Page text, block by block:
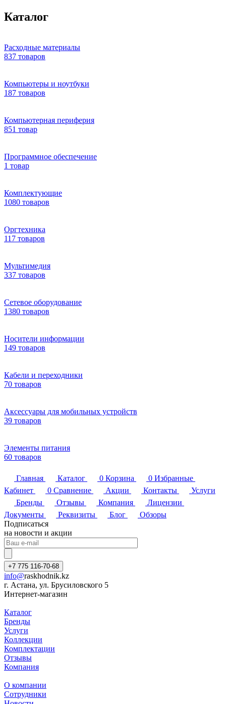
Каталог
Расходные материалы
837 товаров
Компьютеры и ноутбуки
187 товаров
Компьютерная периферия
851 товар
Программное обеспечение
1 товар
Комплектующие
1080 товаров
Оргтехника
117 товаров
Мультимедия
337 товаров
Сетевое оборудование
1380 товаров
Носители информации
149 товаров
Кабели и переходники
70 товаров
Аксессуары для мобильных устройств
39 товаров
Элементы питания
60 товаров
Главная Каталог 0 Корзина 0 Избранные
Кабинет
0 Сравнение Акции Контакты
Услуги
Бренды
Отзывы Компания
Лицензии
Документы
Реквизиты Блог
Обзоры
Подписаться
на новости и акции
+7 775 116-70-68
info@raskhodnik.kz
г. Астана, ул. Брусиловского 5
Интернет-магазин
Каталог
Бренды
Услуги
Коллекции
Комплектации
Отзывы
Компания
О компании
Сотрудники